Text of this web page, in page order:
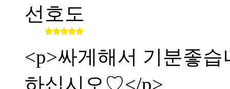
선호도
<p>싸게해서 기분좋습
하십시오♡</p>